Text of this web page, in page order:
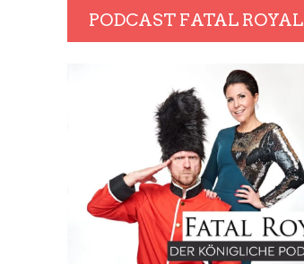
PODCAST FATAL ROYAL